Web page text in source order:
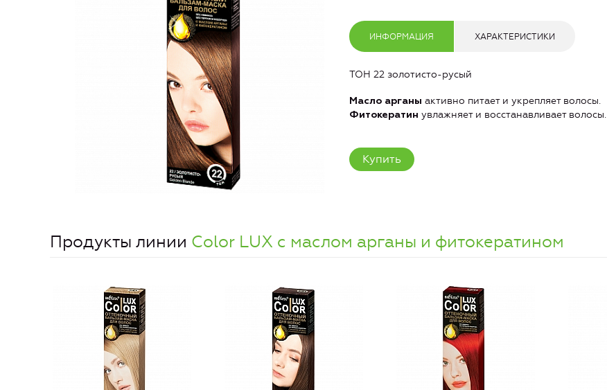
ИНФОРМАЦИЯ ХАРАКТЕРИСТИКИ
ТОН 22 золотисто-русый
Масло арганы активно питает и укрепляет волосы.
Фитокератин увлажняет и восстанавливает волосы.
Купить
Продукты линии Color LUX с маслом арганы и фитокератином